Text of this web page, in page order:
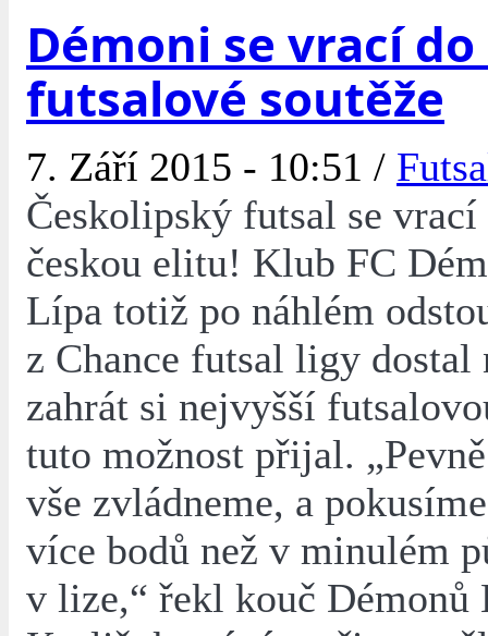
Démoni se vrací
futsalové soutěže
7. Září 2015 - 10:51 /
Českolipský futsal se
českou elitu! Klub FC
Lípa totiž po náhlém
z Chance futsal ligy dostal
zahrát si nejvyšší
tuto možnost přijal.
vše zvládneme, a
více bodů než v minulém
v lize,“ řekl kouč Démonů